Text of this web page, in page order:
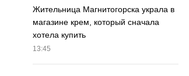
Жительница Магнитогорска украла в
магазине крем, который сначала
хотела купить
13:45